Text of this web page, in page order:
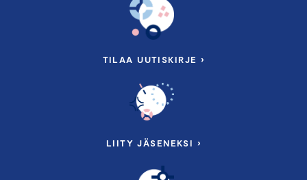
TILAA UUTISKIRJE ›
LIITY JÄSENEKSI ›